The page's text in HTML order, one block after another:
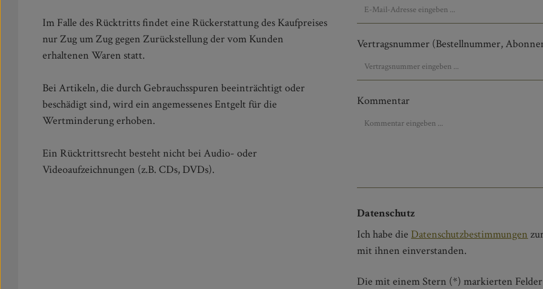
Im Falle des Rücktritts findet eine Rückerstattung des Kaufpreises
nur Zug um Zug gegen Zurückstellung der vom Kunden
erhaltenen Waren statt.
Bei Artikeln, die durch Gebrauchsspuren beeinträchtigt oder
beschädigt sind, wird ein angemessenes Entgelt für die
Wertminderung erhoben.
Ein Rücktrittsrecht besteht nicht bei Audio- oder
Videoaufzeichnungen (z.B. CDs, DVDs).
Vertragsnummer (Bestellnummer,
Kommentar
Datenschutz
Ich habe die Datenschutzbestimmungen
mit ihnen einverstanden.
Die mit einem Stern (*) markierten